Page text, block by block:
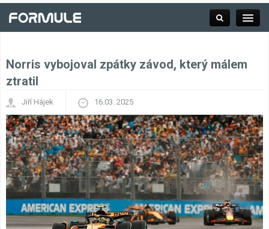
Závodní série
Kalendář F1
Výsledky F1
Týmy a jezdci F1
Norris vybojoval zpátky závod, který málem
ztratil
Jiří Hájek 16.03. 2025